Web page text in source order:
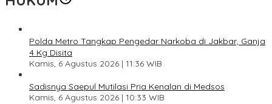
Polda Metro Tangkap Pengedar Narkoba di Jakbar, Ganja
4 Kg Disita
Kamis, 6 Agustus 2026 | 11:36 WIB
Sadisnya Saepul Mutilasi Pria Kenalan di Medsos
Kamis, 6 Agustus 2026 | 10:33 WIB